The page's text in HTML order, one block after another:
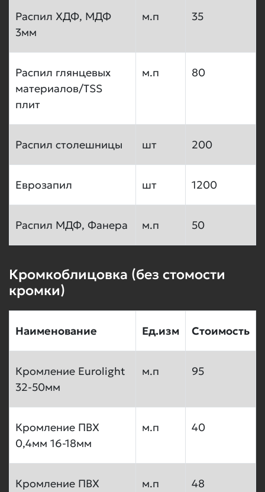
Итогова стоимость:
~сумма~
Конструкторский расчет (мин.
–
Распил ХДФ, МДФ
3мм
м.п 35
Распил глянцевых
материалов/TSS
плит
м.п 80
Распил столешницы шт 200
Еврозапил шт 1200
Распил МДФ, Фанера м.п 50
Кромкоблицовка (без стомости
кромки)
Наименование Ед.изм Стоимость
Кромление Eurolight
32-50мм
м.п 95
Кромление ПВХ
0,4мм 16-18мм
м.п 40
Кромление ПВХ
м.п 48